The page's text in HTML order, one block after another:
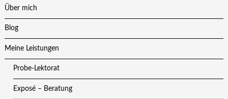
Über mich
Blog
Meine Leistungen
Probe-Lektorat
Exposé – Beratung